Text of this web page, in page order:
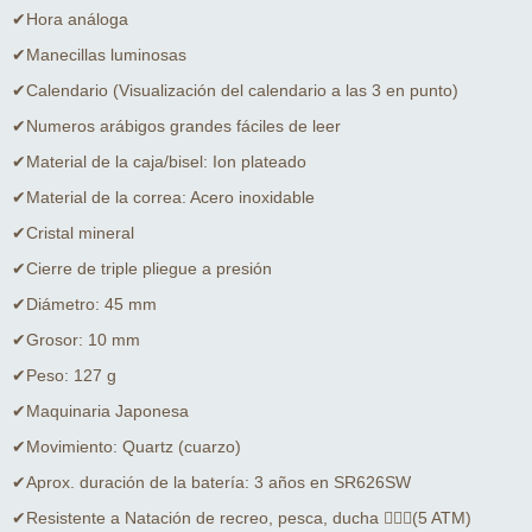
✔Hora análoga
✔Manecillas luminosas
✔Calendario (Visualización del calendario a las 3 en punto)
✔Numeros arábigos grandes fáciles de leer
✔Material de la caja/bisel: Ion plateado
✔Material de la correa: Acero inoxidable
✔Cristal mineral
✔Cierre de triple pliegue a presión
✔Diámetro: 45 mm
✔Grosor: 10 mm
✔Peso: 127 g
✔Maquinaria Japonesa
✔Movimiento: Quartz (cuarzo)
✔Aprox. duración de la batería: 3 años en SR626SW
✔Resistente a Natación de recreo, pesca, ducha 🏊🏻‍♂️(5 ATM)